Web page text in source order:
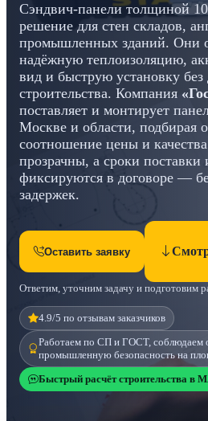
Сэндвич-панели толщиной
решение для стен складов,
промышленных зданий. Они
надёжную теплоизоляцию,
вид и быструю установку без
строительства. Компания
поставляет и монтирует
Москве и области, подбирая
соотношение цены и
прозрачны, а сроки поставки
фиксируются в договоре —
задержек.
Оставить заявку
Ответим, уточним задачу и подготовим
4.9/5 по отзывам заказчиков
Работаем по СП и ГОСТ, соблюдаем
промышленную безопасность на
Быстрый расчёт строительства в